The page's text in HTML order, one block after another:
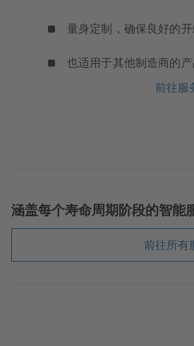
量身定制，确保良好的开
也适用于其他制造商的产
前往服
涵盖每个寿命周期阶段的智能
前往所有